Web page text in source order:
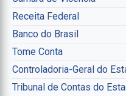
Receita Federal
Banco do Brasil
Tome Conta
Controladoria-Geral do
Tribunal de Contas do